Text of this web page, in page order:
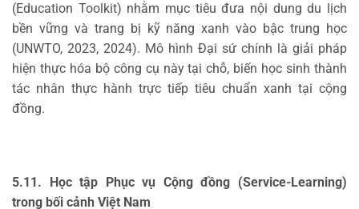
(Education Toolkit) nhằm mục tiêu đưa nội dung du lịch
bền vững và trang bị kỹ năng xanh vào bậc trung học
(UNWTO, 2023, 2024). Mô hình Đại sứ chính là giải pháp
hiện thực hóa bộ công cụ này tại chỗ, biến học sinh thành
tác nhân thực hành trực tiếp tiêu chuẩn xanh tại cộng
đồng.
5.11. Học tập Phục vụ Cộng đồng (Service-Learning)
trong bối cảnh Việt Nam